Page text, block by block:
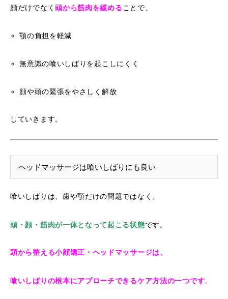
顔だけでなく頭から筋肉を緩める ことで、
顎の負担を軽減
無意識の喰いしばりを起こしにくく
顔や頭の緊張をやさしく解放
していきます。
ヘッドマッサージは喰いしばりにも良い
喰いしばりは、歯や顎だけの問題ではなく、
頭・顔・筋肉が一体となって起こる状態です。
頭から整える小顔矯正・ヘッドマッサージは、
喰いしばりの根本にアプローチできるケア方法の一つです。